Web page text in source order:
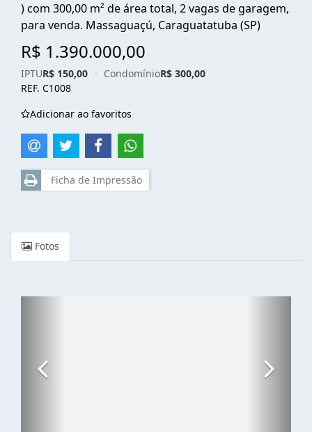
) com 300,00 m² de área total, 2 vagas de garagem,
para venda. Massaguaçú, Caraguatatuba (SP)
R$ 1.390.000,00
IPTUR$ 150,00 · CondomínioR$ 300,00
REF. C1008
Adicionar ao favoritos
Ficha de Impressão
Fotos